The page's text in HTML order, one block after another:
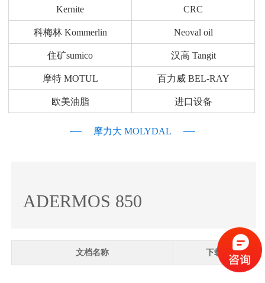
Kernite CRC
科梅林 Kommerlin Neoval oil
住矿sumico 汉高 Tangit
摩特 MOTUL 百力威 BEL-RAY
欧美油脂 进口设备
摩力大 MOLYDAL
ADERMOS 850
文档名称 下载